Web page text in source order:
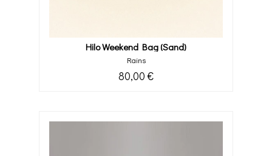
Hilo Weekend Bag (sand)
Rains
80,00 €